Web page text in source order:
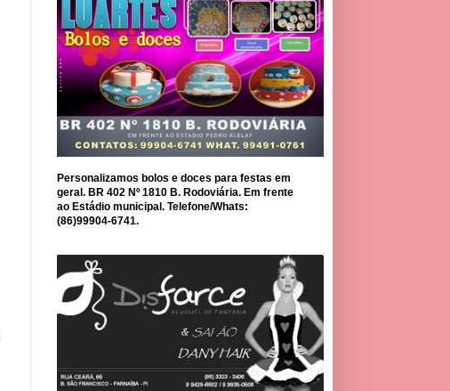
Personalizamos bolos e doces para festas em
geral. BR 402 Nº 1810 B. Rodoviária. Em frente
ao Estádio municipal. Telefone/Whats:
(86)99904-6741.